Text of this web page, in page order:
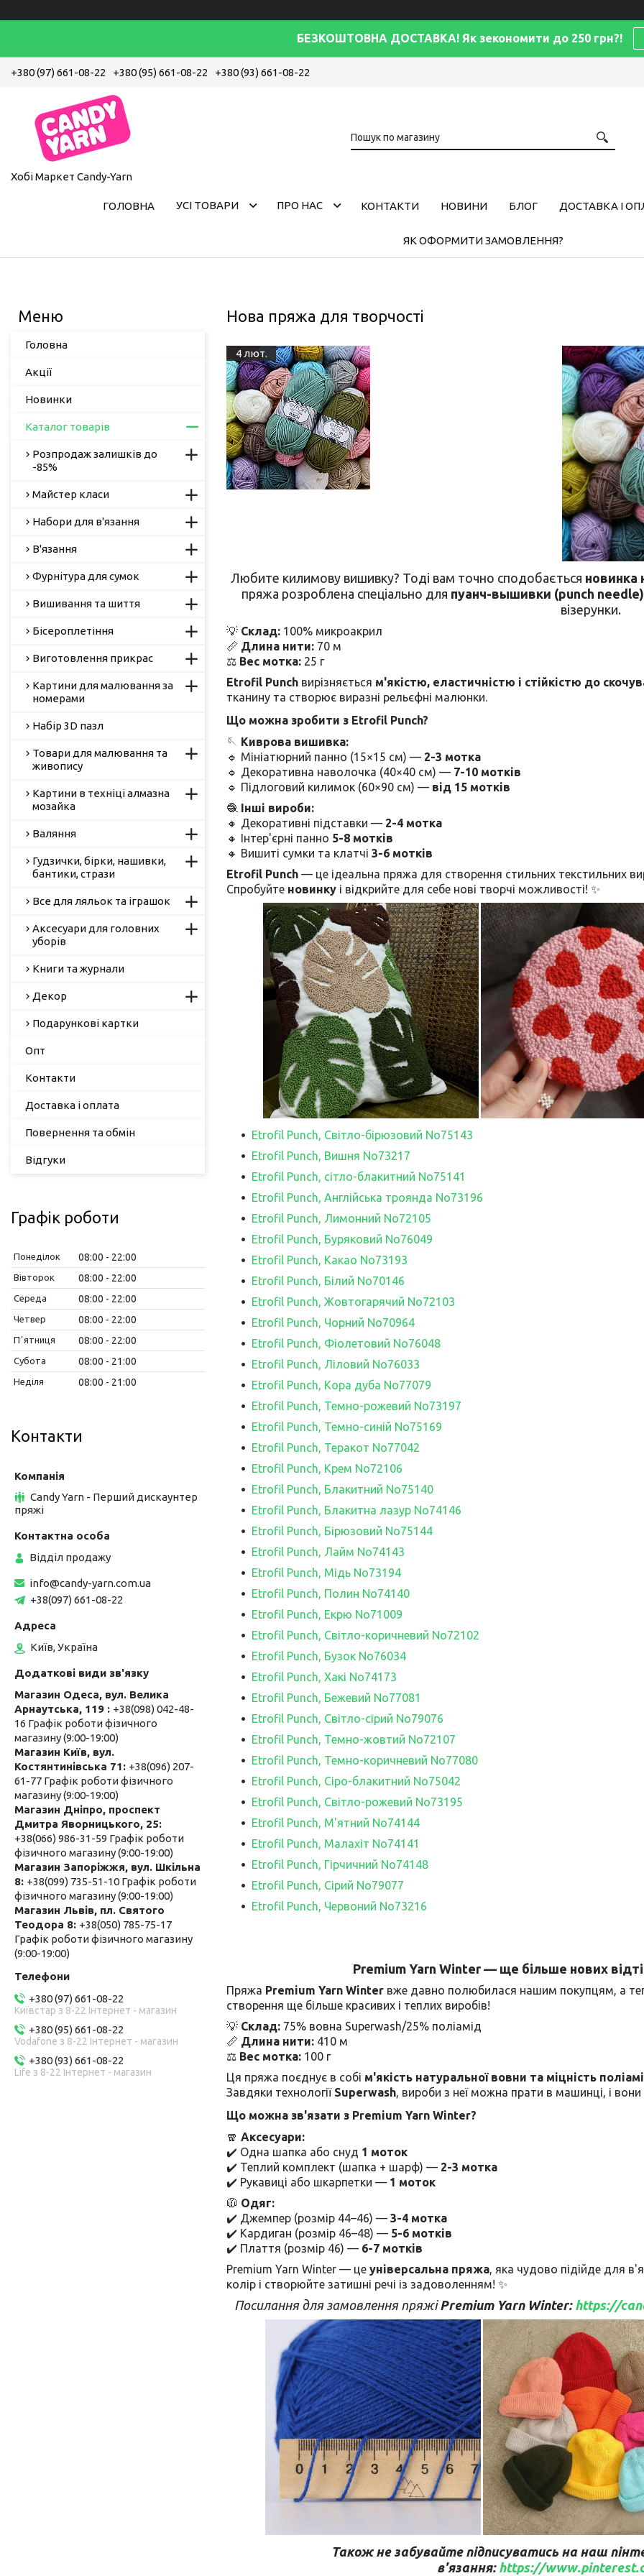
БЕЗКОШТОВНА ДОСТАВКА! Як зекономити до 250 грн?!
+380 (97) 661-08-22 +380 (95) 661-08-22 +380 (93) 661-08-22
Хобі Маркет Candy-Yarn
ГОЛОВНА УСІ ТОВАРИ ПРО НАС КОНТАКТИ НОВИНИ БЛОГ ДОСТАВКА І
ЯК ОФОРМИТИ ЗАМОВЛЕННЯ?
Нова пряжа для творчості
4 лют.
Любите килимову вишивку? Тоді вам точно сподобається новинка
пряжа розроблена спеціально для пуанч-вышивки (punch needle)
візерунки.
💡 Склад: 100% микроакрил
📏 Длина нити: 70 м
⚖ Вес мотка: 25 г
Etrofil Punch вирізняється м'якістю, еластичністю і стійкістю до
тканину та створює виразні рельєфні малюнки.
Що можна зробити з Etrofil Punch?
🪡 Киврова вишивка:
🔹 Мініатюрний панно (15×15 см) — 2-3 мотка
🔹 Декоративна наволочка (40×40 см) — 7-10 мотків
🔹 Підлоговий килимок (60×90 см) — від 15 мотків
🧶 Інші вироби:
🔸 Декоративні підставки — 2-4 мотка
🔸 Інтер'єрні панно 5-8 мотків
🔸 Вишиті сумки та клатчі 3-6 мотків
Etrofil Punch — це ідеальна пряжа для створення стильних текстильних
Спробуйте новинку і відкрийте для себе нові творчі можливості! ✨
Etrofil Punch, Світло-бірюзовий No75143
Etrofil Punch, Вишня No73217
Etrofil Punch, сітло-блакитний No75141
Etrofil Punch, Англійська троянда No73196
Etrofil Punch, Лимонний No72105
Etrofil Punch, Буряковий No76049
Etrofil Punch, Какао No73193
Etrofil Punch, Білий No70146
Etrofil Punch, Жовтогарячий No72103
Etrofil Punch, Чорний No70964
Etrofil Punch, Фіолетовий No76048
Etrofil Punch, Ліловий No76033
Etrofil Punch, Кора дуба No77079
Etrofil Punch, Темно-рожевий No73197
Etrofil Punch, Темно-синій No75169
Etrofil Punch, Теракот No77042
Etrofil Punch, Крем No72106
Etrofil Punch, Блакитний No75140
Etrofil Punch, Блакитна лазур No74146
Etrofil Punch, Бірюзовий No75144
Etrofil Punch, Лайм No74143
Etrofil Punch, Мідь No73194
Etrofil Punch, Полин No74140
Etrofil Punch, Екрю No71009
Etrofil Punch, Світло-коричневий No72102
Etrofil Punch, Бузок No76034
Etrofil Punch, Хакі No74173
Etrofil Punch, Бежевий No77081
Etrofil Punch, Світло-сірий No79076
Etrofil Punch, Темно-жовтий No72107
Etrofil Punch, Темно-коричневий No77080
Etrofil Punch, Сіро-блакитний No75042
Etrofil Punch, Світло-рожевий No73195
Etrofil Punch, М'ятний No74144
Etrofil Punch, Малахіт No74141
Etrofil Punch, Гірчичний No74148
Etrofil Punch, Сірий No79077
Etrofil Punch, Червоний No73216
Premium Yarn Winter — ще більше нових
Пряжа Premium Yarn Winter вже давно полюбилася нашим покупцям, а
створення ще більше красивих і теплих виробів!
💡 Склад: 75% вовна Superwash/25% поліамід
📏 Длина нити: 410 м
⚖ Вес мотка: 100 г
Ця пряжа поєднує в собі м'якість натуральної вовни та міцність
Завдяки технології Superwash, вироби з неї можна прати в машинці, і
Що можна зв'язати з Premium Yarn Winter?
🧣 Аксесуари:
✔️ Одна шапка або снуд 1 моток
✔️ Теплий комплект (шапка + шарф) — 2-3 мотка
✔️ Рукавиці або шкарпетки — 1 моток
🧥 Одяг:
✔️ Джемпер (розмір 44–46) — 3-4 мотка
✔️ Кардиган (розмір 46–48) — 5-6 мотків
✔️ Плаття (розмір 46) — 6-7 мотків
Premium Yarn Winter — це універсальна пряжа, яка чудово підійде для
колір і створюйте затишні речі із задоволенням! ✨
Посилання для замовлення пряжі Premium Yarn Winter: https://
Також не забувайте підписуватись на наш
в'язання: https://
Головна
Акції
Новинки
Каталог товарів
Розпродаж залишків до
-85%
Майстер класи
Набори для в'язання
В'язання
Фурнітура для сумок
Вишивання та шиття
Бісероплетіння
Виготовлення прикрас
Картини для малювання за
номерами
Набір 3D пазл
Товари для малювання та
живопису
Картини в техніці алмазна
мозайка
Валяння
Гудзички, бірки, нашивки,
бантики, стрази
Все для ляльок та іграшок
Аксесуари для головних
уборів
Книги та журнали
Декор
Подарункові картки
Опт
Контакти
Доставка і оплата
Повернення та обмін
Відгуки
Графік роботи
Понеділок 08:00 22:00
Вівторок 08:00 22:00
Середа 08:00 22:00
Четвер 08:00 22:00
Пʼятниця 08:00 22:00
Субота 08:00 21:00
Неділя 08:00 21:00
Контакти
Candy Yarn - Перший дискаунтер
пряжі
Відділ продажу
info@candy-yarn.com.ua
+38(097) 661-08-22
Київ, Україна
Магазин Одеса, вул. Велика
Арнаутська, 119
+38(098) 042-48-
16 Графік роботи фізичного
магазину (9:00-19:00)
Магазин Київ, вул.
Костянтинівська 71
+38(096) 207-
61-77 Графік роботи фізичного
магазину (9:00-19:00)
Магазин Дніпро, проспект
Дмитра Яворницького, 25
+38(066) 986-31-59 Графік роботи
фізичного магазину (9:00-19:00)
Магазин Запоріжжя, вул. Шкільна
8 +38(099) 735-51-10 Графік роботи
фізичного магазину (9:00-19:00)
Магазин Львів, пл. Святого
Теодора 8 +38(050) 785-75-17
Графік роботи фізичного магазину
(9:00-19:00)
+380 (97) 661-08-22
Київстар з 8-22 Інтернет - магазин
+380 (95) 661-08-22
Vodafone з 8-22 Інтернет - магазин
+380 (93) 661-08-22
Life з 8-22 Інтернет - магазин